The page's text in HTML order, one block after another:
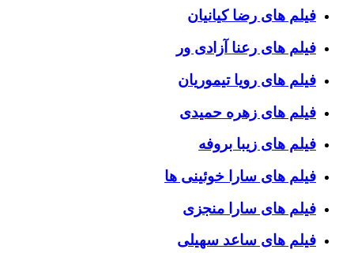
فیلم های رضا کیانیان
فیلم های رعنا آزادی ور
فیلم های رویا تیموریان
فیلم های زهره حمیدی
فیلم های زیبا بروفه
فیلم های سارا خوئینی ها
فیلم های سارا منجزی
فیلم های ساعد سهیلی